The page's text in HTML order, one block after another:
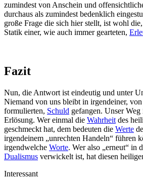
zumindest von Anschein und
durchaus als zumindest bedenklich
große Frage die sich hier stellt, ist wohl
Statik einer, wie auch immer gearteten,
Fazit
Nun, die Antwort ist eindeutig und unter
Niemand von uns bleibt in irgendeiner,
formulierten, Schuld gefangen. Unser
Erlösung. Wer einmal die Wahrheit des
geschmeckt hat, dem bedeuten die Werte
irgendeinem „unrechten Handeln“ führen
irgendwelche Worte. Wer also „erneut“ in
Dualismus verwickelt ist, hat diesen
Interessant